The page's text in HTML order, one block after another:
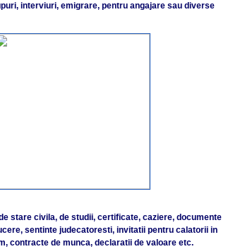
interviuri, emigrare, pentru angajare sau diverse
stare civila, de studii, certificate, caziere, documente
sentinte judecatoresti, invitatii pentru calatorii in
contracte de munca, declaratii de valoare etc.